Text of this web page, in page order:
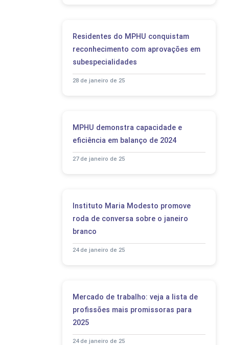
Residentes do MPHU conquistam
reconhecimento com aprovações em
subespecialidades
28 de janeiro de 25
MPHU demonstra capacidade e
eficiência em balanço de 2024
27 de janeiro de 25
Instituto Maria Modesto promove
roda de conversa sobre o janeiro
branco
24 de janeiro de 25
Mercado de trabalho: veja a lista de
profissões mais promissoras para
2025
24 de janeiro de 25